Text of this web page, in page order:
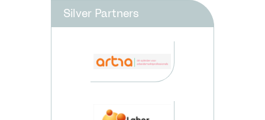
Silver Partners